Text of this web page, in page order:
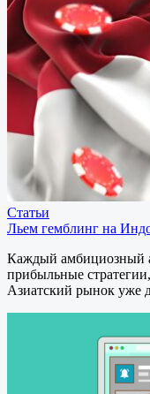
Статьи
Льем гемблинг на
Каждый амбициозный
прибыльные
Азиатский рынок уже